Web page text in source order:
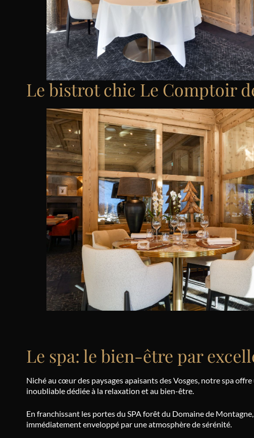
Le bistrot chic Le Comptoir
Le spa: le bien-être par
Niché au cœur des paysages apaisants des Vosges, notre spa
inoubliable dédiée à la relaxation et au bien-être.
En franchissant les portes du SPA forêt du Domaine de
immédiatement enveloppé par une atmosphère de sérénité.